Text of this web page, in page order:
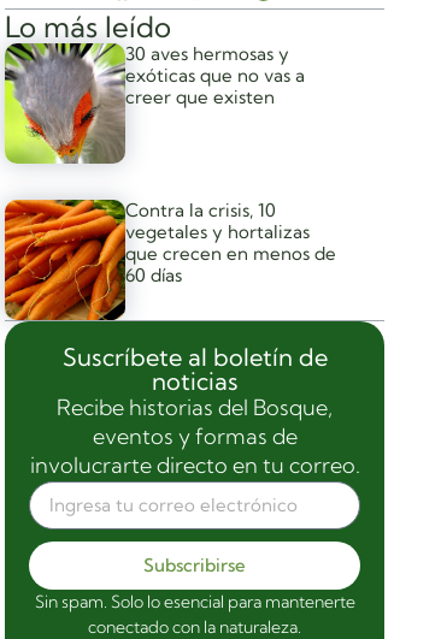
Lo más leído
30 aves hermosas y
exóticas que no vas a
creer que existen
Contra la crisis, 10
vegetales y hortalizas
que crecen en menos de
60 días
Suscríbete al boletín de
noticias
Recibe historias del Bosque,
eventos y formas de
involucrarte directo en tu correo.
Subscribirse
Sin spam. Solo lo esencial para mantenerte
conectado con la naturaleza.